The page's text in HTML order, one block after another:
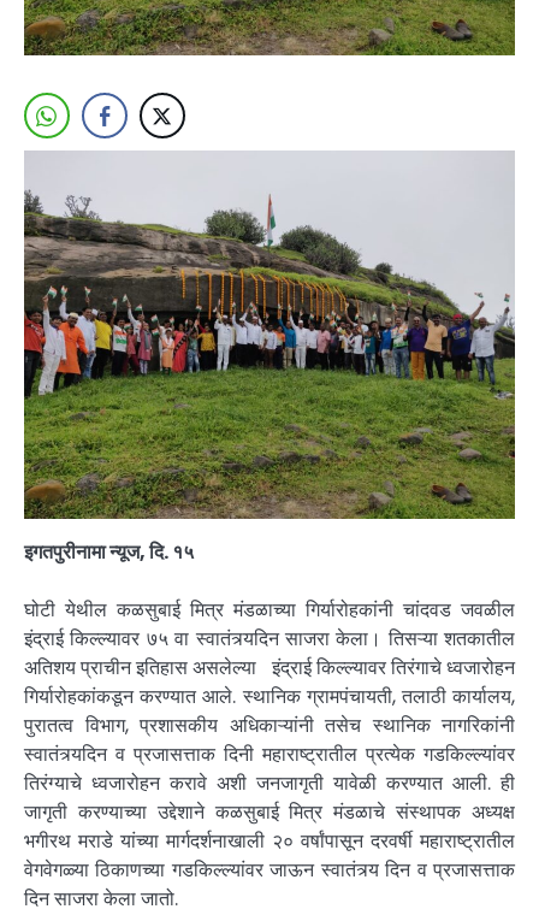
इगतपुरीनामा न्यूज, दि. १५
घोटी येथील कळसुबाई मित्र मंडळाच्या गिर्यारोहकांनी चांदवड जवळील
इंद्राई किल्ल्यावर ७५ वा स्वातंत्र्यदिन साजरा केला। तिसऱ्या शतकातील
अतिशय प्राचीन इतिहास असलेल्या इंद्राई किल्ल्यावर तिरंगाचे ध्वजारोहन
गिर्यारोहकांकडून करण्यात आले. स्थानिक ग्रामपंचायती, तलाठी कार्यालय,
पुरातत्व विभाग, प्रशासकीय अधिकाऱ्यांनी तसेच स्थानिक नागरिकांनी
स्वातंत्र्यदिन व प्रजासत्ताक दिनी महाराष्ट्रातील प्रत्येक गडकिल्ल्यांवर
तिरंग्याचे ध्वजारोहन करावे अशी जनजागृती यावेळी करण्यात आली. ही
जागृती करण्याच्या उद्देशाने कळसुबाई मित्र मंडळाचे संस्थापक अध्यक्ष
भगीरथ मराडे यांच्या मार्गदर्शनाखाली २० वर्षांपासून दरवर्षी महाराष्ट्रातील
वेगवेगळ्या ठिकाणच्या गडकिल्ल्यांवर जाऊन स्वातंत्र्य दिन व प्रजासत्ताक
दिन साजरा केला जातो.